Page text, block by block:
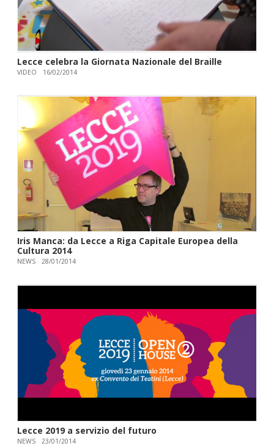
Lecce celebra la Giornata Nazionale del Braille
VIDEO 16/02/2014
Iris Manca: da Lecce a Riga Capitale Europea della
Cultura 2014
NEWS 28/01/2014
Lecce 2019 a servizio del futuro
NEWS 23/01/2014